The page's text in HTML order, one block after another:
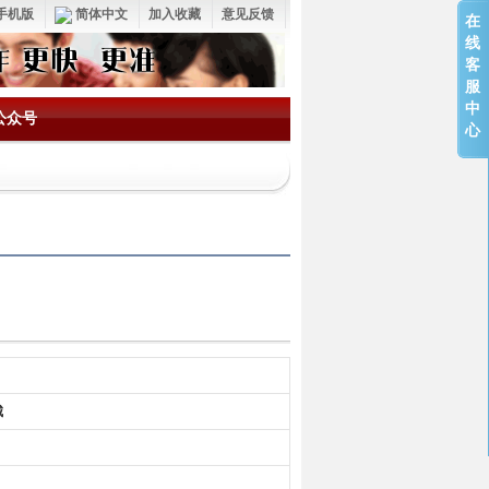
意见反馈
加入收藏
简体中文
机版
众号
在
线
客
服
中
心